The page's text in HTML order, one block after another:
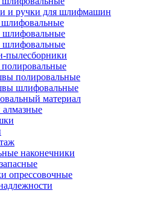
и ручки для шлифмашин
пылесборники
полировальные
шлифовальные
материал
наконечники
опрессовочные